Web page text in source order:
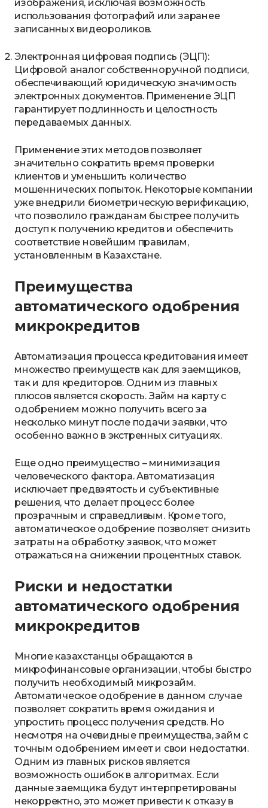
изображения, исключая возможность
использования фотографий или заранее
записанных видеороликов.
Электронная цифровая подпись (ЭЦП):
Цифровой аналог собственноручной подписи,
обеспечивающий юридическую значимость
электронных документов. Применение ЭЦП
гарантирует подлинность и целостность
передаваемых данных.
Применение этих методов позволяет
значительно сократить время проверки
клиентов и уменьшить количество
мошеннических попыток. Некоторые компании
уже внедрили биометрическую верификацию,
что позволило гражданам быстрее получить
доступ к получению кредитов и обеспечить
соответствие новейшим правилам,
установленным в Казахстане.
Преимущества
автоматического одобрения
микрокредитов
Автоматизация процесса кредитования имеет
множество преимуществ как для заемщиков,
так и для кредиторов. Одним из главных
плюсов является скорость. Займ на карту с
одобрением можно получить всего за
несколько минут после подачи заявки, что
особенно важно в экстренных ситуациях.
Еще одно преимущество – минимизация
человеческого фактора. Автоматизация
исключает предвзятость и субъективные
решения, что делает процесс более
прозрачным и справедливым. Кроме того,
автоматическое одобрение позволяет снизить
затраты на обработку заявок, что может
отражаться на снижении процентных ставок.
Риски и недостатки
автоматического одобрения
микрокредитов
Многие казахстанцы обращаются в
микрофинансовые организации, чтобы быстро
получить необходимый микрозайм.
Автоматическое одобрение в данном случае
позволяет сократить время ожидания и
упростить процесс получения средств. Но
несмотря на очевидные преимущества, займ с
точным одобрением имеет и свои недостатки.
Одним из главных рисков является
возможность ошибок в алгоритмах. Если
данные заемщика будут интерпретированы
некорректно, это может привести к отказу в